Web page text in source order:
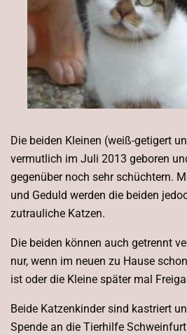
Die beiden Kleinen (weiß-getigert
vermutlich im Juli 2013 geboren
gegenüber noch sehr schüchtern.
und Geduld werden die beiden
zutrauliche Katzen.
Die beiden können auch getrennt
nur, wenn im neuen zu Hause
ist oder die Kleine später mal
Beide Katzenkinder sind kastriert
Spende an die Tierhilfe